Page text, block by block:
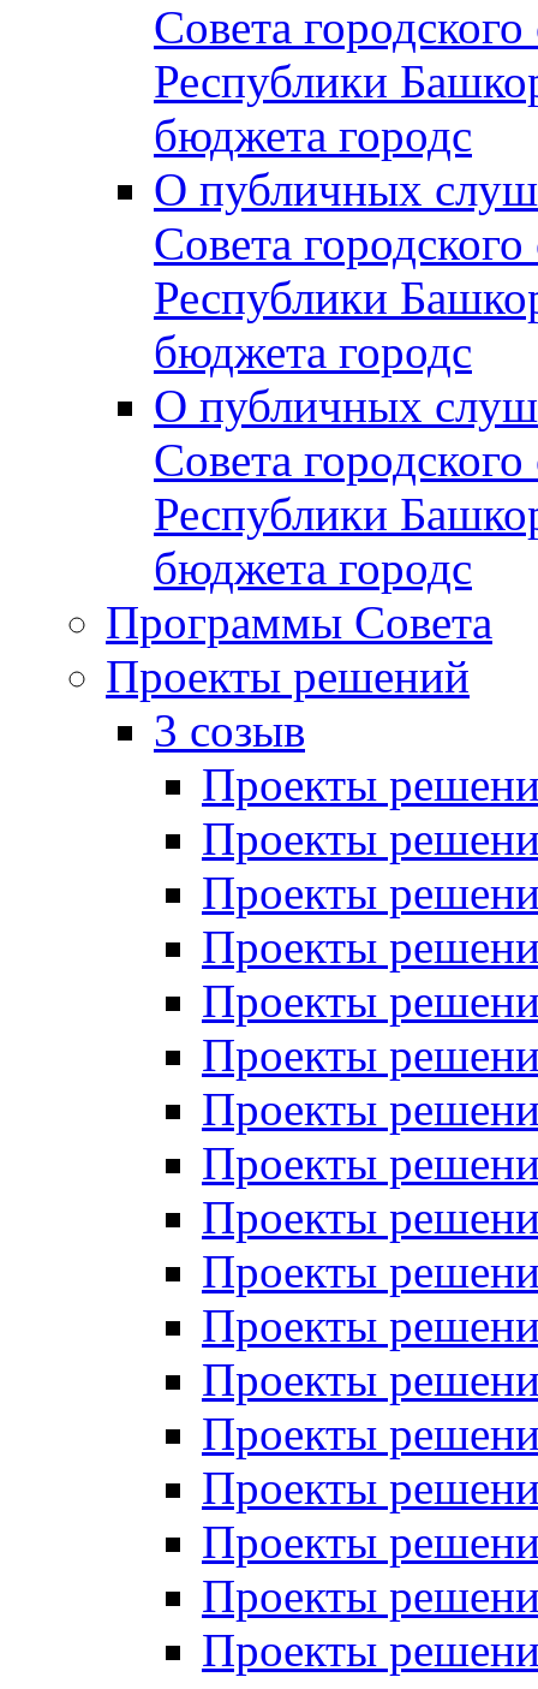
Совета
Республики
бюджета городс
О публичных
Совета
Республики
бюджета городс
О публичных
Совета
Республики
бюджета городс
Программы Совета
Проекты решений
3 созыв
Проекты
Проекты
Проекты
Проекты
Проекты
Проекты
Проекты
Проекты
Проекты
Проекты
Проекты
Проекты
Проекты
Проекты
Проекты
Проекты
Проекты